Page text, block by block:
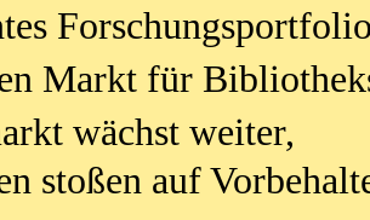
Markt für
wächst weiter,
stoßen auf